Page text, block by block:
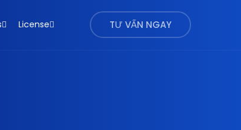
License TƯ VẤN NGAY